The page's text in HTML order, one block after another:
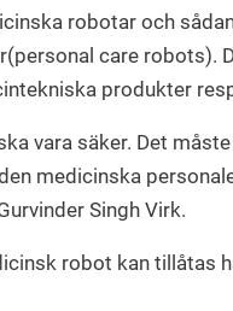
robotar och
care robots).
produkter
vara säker. Det
medicinska
Singh Virk.
robot kan tillåtas